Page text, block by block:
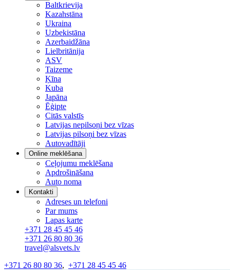
Baltkrievija
Kazahstāna
Ukraina
Uzbekistāna
Azerbaidžāna
Lielbritānija
ASV
Taizeme
Ķīna
Kuba
Japāna
Ēģipte
Citās valstīs
Latvijas nepilsoņi bez vīzas
Latvijas pilsoņi bez vīzas
Autovadītāji
Online meklēšana
Ceļojumu meklēšana
Apdrošināšana
Auto noma
Kontakti
Adreses un telefoni
Par mums
Lapas karte
+371 28 45 45 46
+371 26 80 80 36
travel@alsvets.lv
+371 26 80 80 36, +371 28 45 45 46